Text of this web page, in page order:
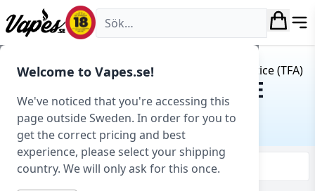
Welcome to Vapes.se!
We've noticed that you're accessing this
page outside Sweden. In order for you to
get the correct pricing and best
experience, please select your shipping
country. We will only ask for this once.
Vapes.se
Hem/ Produkt Tillverkare / The Flavor Apprentice (TFA)
THE FLAVOR APPRENTICE
(TFA)
Filtrera & sortera